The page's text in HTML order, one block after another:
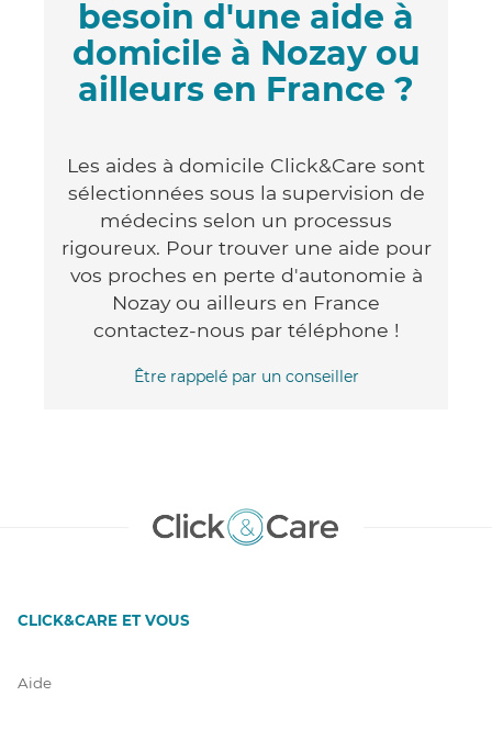
besoin d'une aide à
domicile à Nozay ou
ailleurs en France ?
Les aides à domicile Click&Care sont
sélectionnées sous la supervision de
médecins selon un processus
rigoureux. Pour trouver une aide pour
vos proches en perte d'autonomie à
Nozay ou ailleurs en France
contactez-nous par téléphone !
Être rappelé par un conseiller
CLICK&CARE ET VOUS
Aide